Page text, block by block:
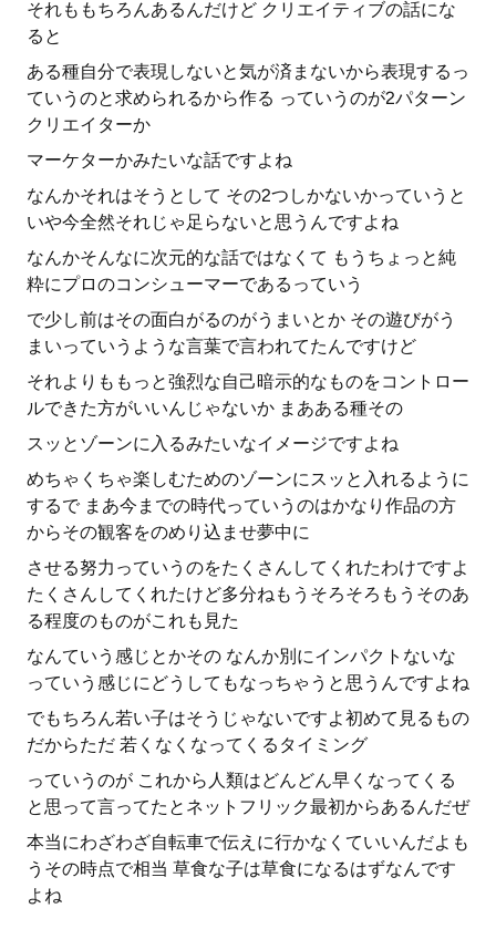
それももちろんあるんだけど クリエイティブの話にな
ると
ある種自分で表現しないと気が済まないから表現するっ
ていうのと求められるから作る っていうのが2パターン
クリエイターか
マーケターかみたいな話ですよね
なんかそれはそうとして その2つしかないかっていうと
いや今全然それじゃ足らないと思うんですよね
なんかそんなに次元的な話ではなくて もうちょっと純
粋にプロのコンシューマーであるっていう
で少し前はその面白がるのがうまいとか その遊びがう
まいっていうような言葉で言われてたんですけど
それよりももっと強烈な自己暗示的なものをコントロー
ルできた方がいいんじゃないか まあある種その
スッとゾーンに入るみたいなイメージですよね
めちゃくちゃ楽しむためのゾーンにスッと入れるように
するで まあ今までの時代っていうのはかなり作品の方
からその観客をのめり込ませ夢中に
させる努力っていうのをたくさんしてくれたわけですよ
たくさんしてくれたけど多分ねもうそろそろもうそのあ
る程度のものがこれも見た
なんていう感じとかその なんか別にインパクトないな
っていう感じにどうしてもなっちゃうと思うんですよね
でもちろん若い子はそうじゃないですよ初めて見るもの
だからただ 若くなくなってくるタイミング
っていうのが これから人類はどんどん早くなってくる
と思って言ってたとネットフリック最初からあるんだぜ
本当にわざわざ自転車で伝えに行かなくていいんだよも
うその時点で相当 草食な子は草食になるはずなんです
よね